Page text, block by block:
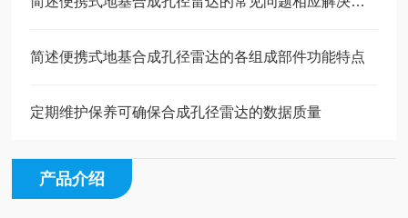
简述便携式地基合成孔径雷达的各组成部件功能特点
定期维护保养可确保合成孔径雷达的数据质量
产品介绍